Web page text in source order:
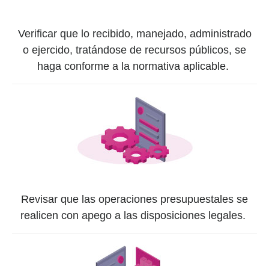
Verificar que lo recibido, manejado, administrado
o ejercido, tratándose de recursos públicos, se
haga conforme a la normativa aplicable.
Revisar que las operaciones presupuestales se
realicen con apego a las disposiciones legales.